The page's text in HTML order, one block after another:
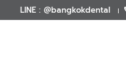
LINE : @bangkokdental